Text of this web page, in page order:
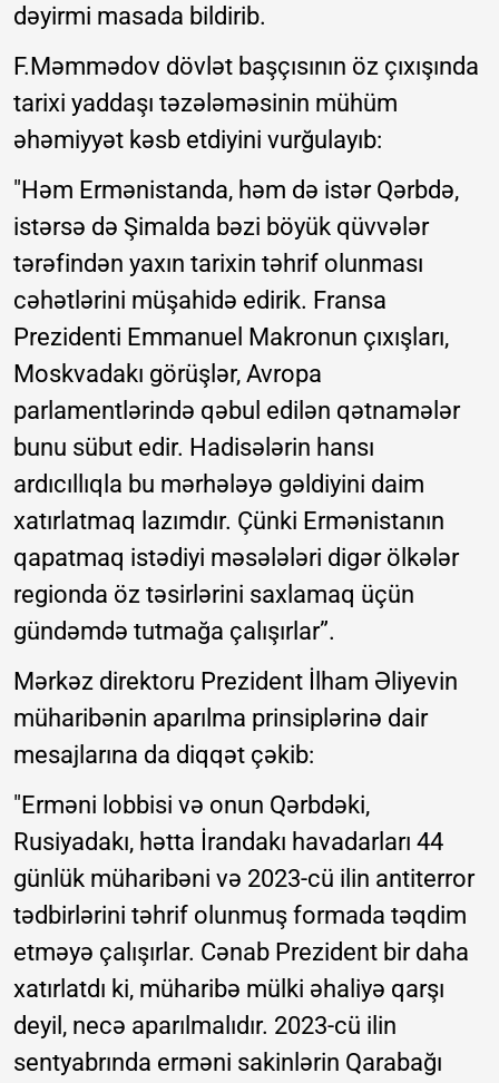
dəyirmi masada bildirib.
F.Məmmədov dövlət başçısının öz çıxışında
tarixi yaddaşı təzələməsinin mühüm
əhəmiyyət kəsb etdiyini vurğulayıb:
"Həm Ermənistanda, həm də istər Qərbdə,
istərsə də Şimalda bəzi böyük qüvvələr
tərəfindən yaxın tarixin təhrif olunması
cəhətlərini müşahidə edirik. Fransa
Prezidenti Emmanuel Makronun çıxışları,
Moskvadakı görüşlər, Avropa
parlamentlərində qəbul edilən qətnamələr
bunu sübut edir. Hadisələrin hansı
ardıcıllıqla bu mərhələyə gəldiyini daim
xatırlatmaq lazımdır. Çünki Ermənistanın
qapatmaq istədiyi məsələləri digər ölkələr
regionda öz təsirlərini saxlamaq üçün
gündəmdə tutmağa çalışırlar”.
Mərkəz direktoru Prezident İlham Əliyevin
müharibənin aparılma prinsiplərinə dair
mesajlarına da diqqət çəkib:
"Erməni lobbisi və onun Qərbdəki,
Rusiyadakı, hətta İrandakı havadarları 44
günlük müharibəni və 2023-cü ilin antiterror
tədbirlərini təhrif olunmuş formada təqdim
etməyə çalışırlar. Cənab Prezident bir daha
xatırlatdı ki, müharibə mülki əhaliyə qarşı
deyil, necə aparılmalıdır. 2023-cü ilin
sentyabrında erməni sakinlərin Qarabağı